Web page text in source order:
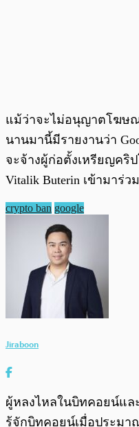
แม้ว่าจะไม่อนุญาตโฆษ
นานมานี้มีรายงานว่า
จะจ้างผู้ก่อตั้งเหรียญคริ
Vitalik Buterin เข้ามาร่ว
crypto ban google
Jiraboon
ผู้หลงไหลในบิทคอยน์แล
รู้จักบิทคอยน์เมื่อประมา